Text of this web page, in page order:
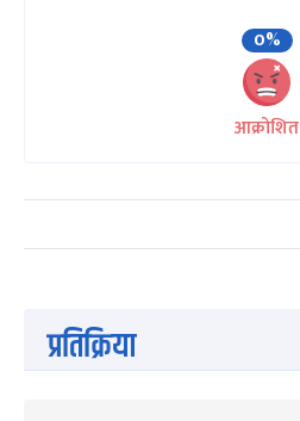
0%
आक्रोशित
प्रतिक्रिया